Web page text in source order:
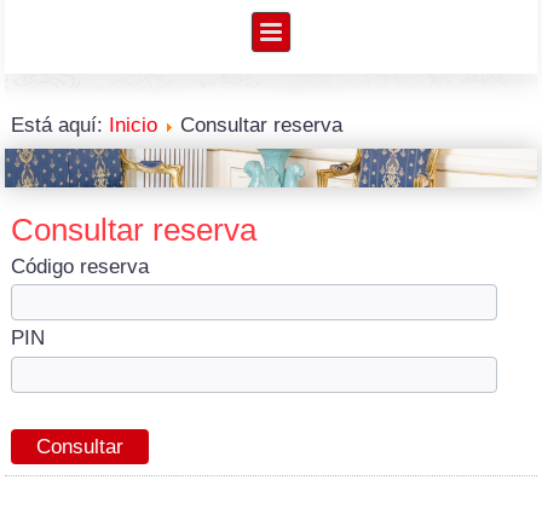
Está aquí: Inicio Consultar reserva
Consultar reserva
Código reserva
PIN